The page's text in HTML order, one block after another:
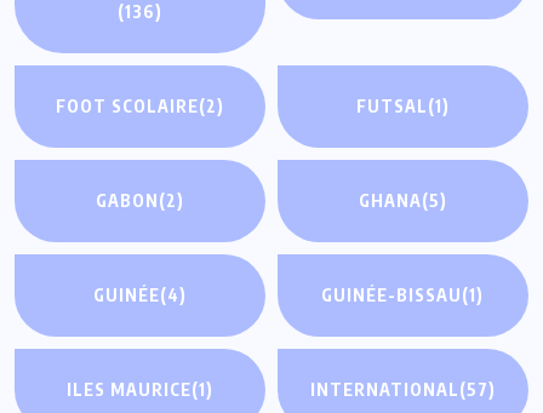
(136)
FOOT SCOLAIRE(2) FUTSAL(1)
GABON(2) GHANA(5)
GUINÉE(4) GUINÉE-BISSAU(1)
ILES MAURICE(1) INTERNATIONAL(57)